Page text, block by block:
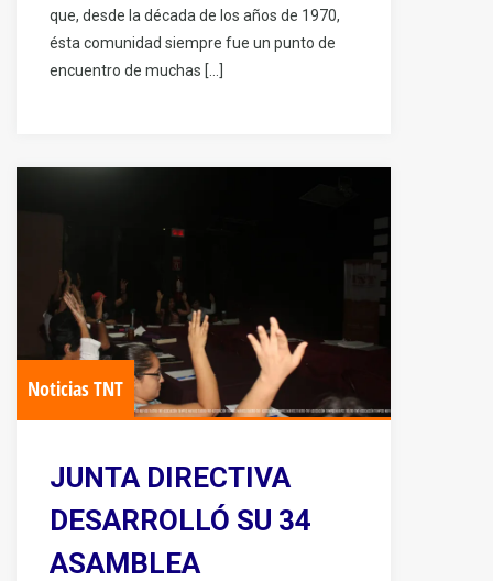
que, desde la década de los años de 1970,
ésta comunidad siempre fue un punto de
encuentro de muchas […]
Noticias TNT
JUNTA DIRECTIVA
DESARROLLÓ SU 34
ASAMBLEA